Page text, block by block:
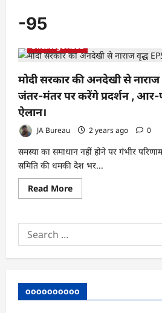
-95
Uncategorized
मोदी सरकार की अनदेखी से
जंतर-मंतर पर करेंगे प्रदर्शन , आर-
ऐलान।
JA Bureau 2 years ago 0
समस्या का समाधान नहीं होने पर गंभीर परिणाम
समिति की धमकी देश भर...
Read MoreRead
more
सरकार
से
नाराज
-95
पेंशनर
जंतर-
Search
for:
oooooooooo